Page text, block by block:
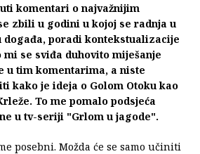
komentari o najvažnijim
zbili u godini u kojoj se radnja u
poradi kontekstualizacije
se sviđa duhovito miješanje
tim komentarima, a niste
kako je ideja o Golom Otoku kao
To me pomalo podsjeća
u tv-seriji "Grlom u jagode".
posebni. Možda će se samo učiniti